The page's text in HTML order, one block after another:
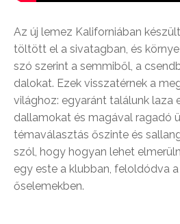
Az új lemez Kaliforniában
töltött el a sivatagban, és
szó szerint a semmiből, a
dalokat. Ezek visszatérnek a
világhoz: egyaránt találunk laza
dallamokat és magával ragadó
témaválasztás őszinte és
szól, hogy hogyan lehet
egy este a klubban, feloldódva
őselemekben.